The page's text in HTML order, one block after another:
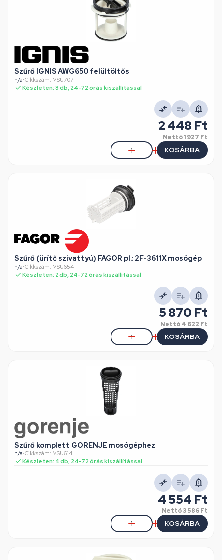
Szűrő IGNIS AWG650 felültöltős
n/a•Cikkszám: MSU707
Készleten: 8 db, 24-72 órás kiszállítással
2 448 Ft
Nettó1 927 Ft
KOSÁRBA
Szűrő (ürítő szivattyú) FAGOR pl.: 2F-3611X mosógép
n/a•Cikkszám: MSU654
Készleten: 2 db, 24-72 órás kiszállítással
5 870 Ft
Nettó4 622 Ft
KOSÁRBA
Szűrő komplett GORENJE mosógéphez
n/a•Cikkszám: MSU614
Készleten: 4 db, 24-72 órás kiszállítással
4 554 Ft
Nettó3 586 Ft
KOSÁRBA